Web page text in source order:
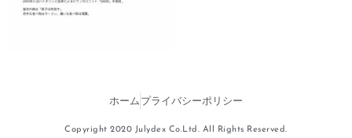
ホーム プライバシーポリシー
Copyright 2020 Julydex Co.Ltd. All Rights Reserved.